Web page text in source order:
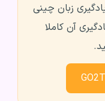
زبان چینی
آن کاملا